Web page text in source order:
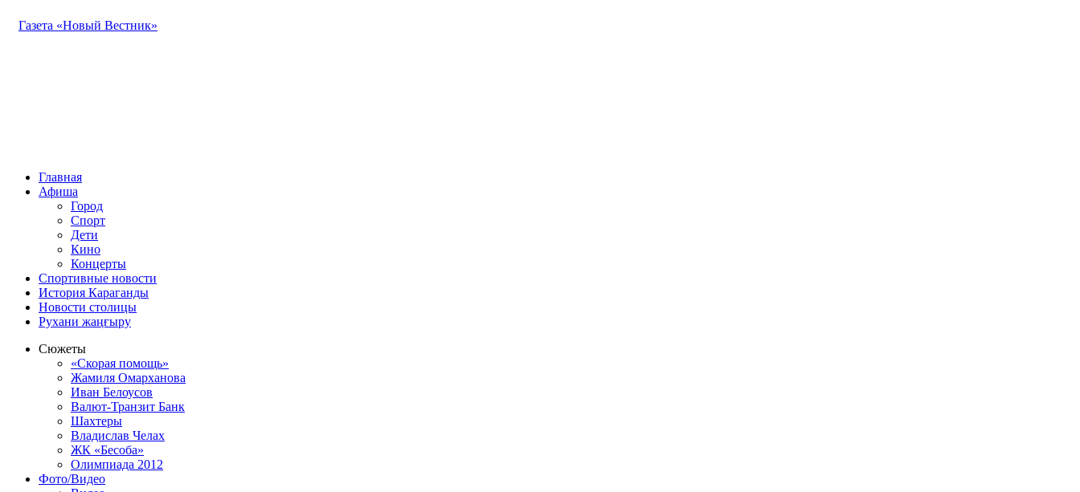
Газета «Новый Вестник»
Главная
Афиша
Город
Спорт
Дети
Кино
Концерты
Спортивные новости
История Караганды
Новости столицы
Рухани жаңғыру
Сюжеты
«Скорая помощь»
Жамиля Омарханова
Иван Белоусов
Валют-Транзит Банк
Шахтеры
Владислав Челах
ЖК «Бесоба»
Олимпиада 2012
Фото/Видео